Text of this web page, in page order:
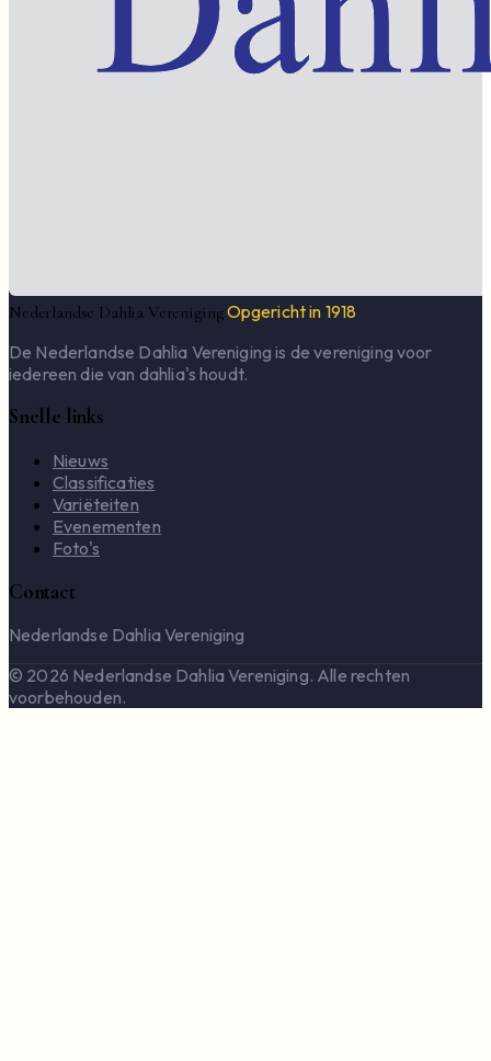
Nederlandse Dahlia VerenigingOpgericht in 1918
De Nederlandse Dahlia Vereniging is de vereniging voor
iedereen die van dahlia's houdt.
Snelle links
Nieuws
Classificaties
Variëteiten
Evenementen
Foto's
Contact
Nederlandse Dahlia Vereniging
© 2026 Nederlandse Dahlia Vereniging. Alle rechten
voorbehouden.